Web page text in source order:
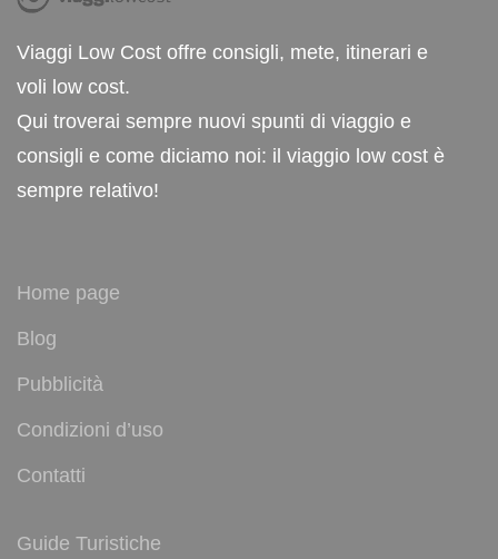
Viaggi Low Cost offre consigli, mete, itinerari e
voli low cost.
Qui troverai sempre nuovi spunti di viaggio e
consigli e come diciamo noi: il viaggio low cost è
sempre relativo!
Home page
Blog
Pubblicità
Condizioni d’uso
Contatti
Guide Turistiche